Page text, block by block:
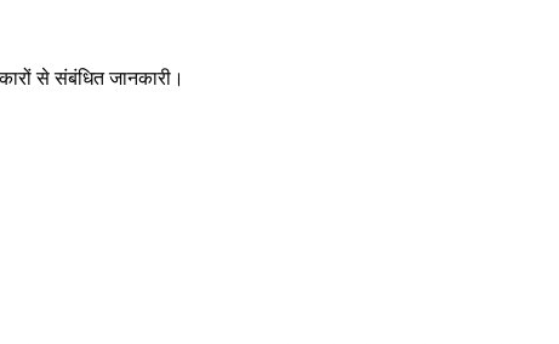
से संबंधित जानकारी।